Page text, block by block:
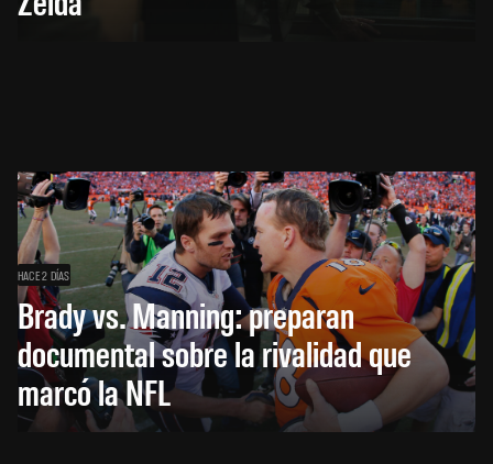
HACE 2 DÍAS
Brady vs. Manning: preparan
documental sobre la rivalidad que
marcó la NFL